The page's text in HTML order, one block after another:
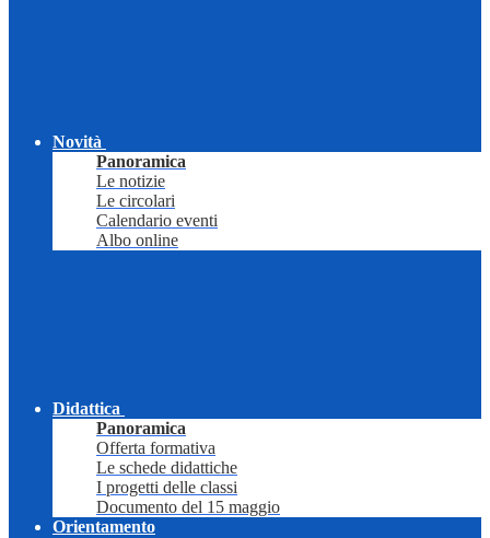
Novità
Panoramica
Le notizie
Le circolari
Calendario eventi
Albo online
Didattica
Panoramica
Offerta formativa
Le schede didattiche
I progetti delle classi
Documento del 15 maggio
Orientamento